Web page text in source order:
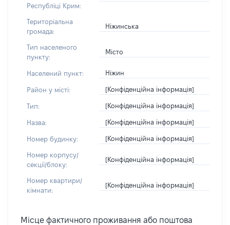
Республіці Крим:
Територіальна
громада:
Ніжинська
Тип населеного
пункту:
Місто
Населений пункт: Ніжин
Район у місті: [Конфіденційна інформація]
Тип: [Конфіденційна інформація]
Назва: [Конфіденційна інформація]
Номер будинку: [Конфіденційна інформація]
Номер корпусу/
секції/блоку:
[Конфіденційна інформація]
Номер квартири/
кімнати:
[Конфіденційна інформація]
Місце фактичного проживання або поштова